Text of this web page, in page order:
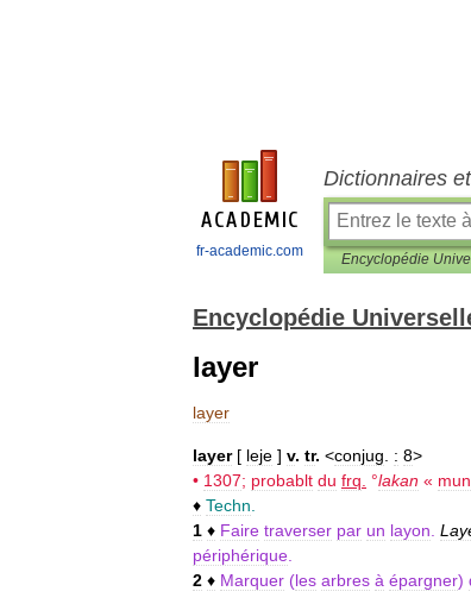
fr-academic.com
Dictionnaires
Encyclopédie
layer
layer
layer[ leje ] v. tr. <conjug : 8>
• 1307; probablt du frq °lakan «
♦ Techn
1 ♦ Faire traverser par un layon
périphérique
2 ♦ Marquer (les arbres à épargner)